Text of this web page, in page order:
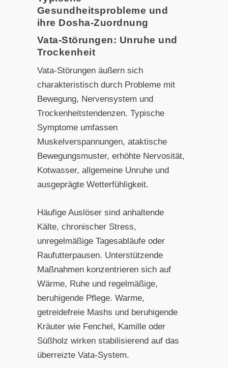
Gesundheitsprobleme und
ihre Dosha-Zuordnung
Vata-Störungen: Unruhe und
Trockenheit
Vata-Störungen äußern sich
charakteristisch durch Probleme mit
Bewegung, Nervensystem und
Trockenheitstendenzen. Typische
Symptome umfassen
Muskelverspannungen, ataktische
Bewegungsmuster, erhöhte Nervosität,
Kotwasser, allgemeine Unruhe und
ausgeprägte Wetterfühligkeit.
Häufige Auslöser sind anhaltende
Kälte, chronischer Stress,
unregelmäßige Tagesabläufe oder
Raufutterpausen. Unterstützende
Maßnahmen konzentrieren sich auf
Wärme, Ruhe und regelmäßige,
beruhigende Pflege. Warme,
getreidefreie Mashs und beruhigende
Kräuter wie Fenchel, Kamille oder
Süßholz wirken stabilisierend auf das
überreizte Vata-System.